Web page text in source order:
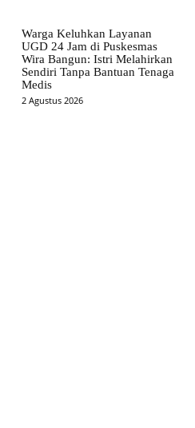
Warga Keluhkan Layanan
UGD 24 Jam di Puskesmas
Wira Bangun: Istri Melahirkan
Sendiri Tanpa Bantuan Tenaga
Medis
2 Agustus 2026